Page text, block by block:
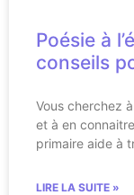
Poésie à
conseils
Vous cherchez
et à en
primaire aide à
LIRE LA SUITE »